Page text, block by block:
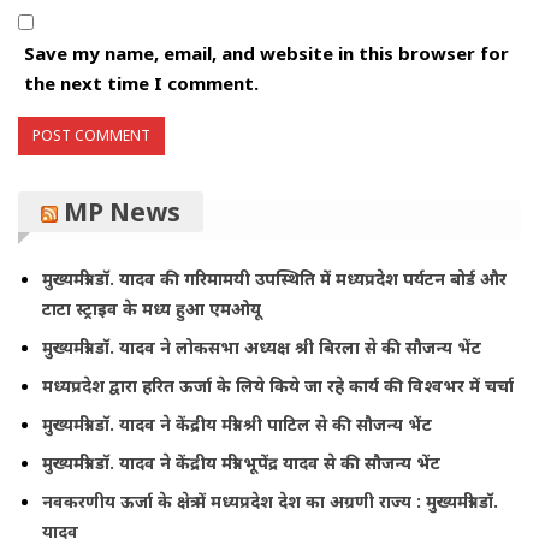
Save my name, email, and website in this browser for
the next time I comment.
MP News
मुख्यमंत्री डॉ. यादव की गरिमामयी उपस्थिति में मध्यप्रदेश पर्यटन बोर्ड और
टाटा स्ट्राइव के मध्य हुआ एमओयू
मुख्यमंत्री डॉ. यादव ने लोकसभा अध्यक्ष श्री बिरला से की सौजन्य भेंट
मध्यप्रदेश द्वारा हरित ऊर्जा के लिये किये जा रहे कार्य की विश्वभर में चर्चा
मुख्यमंत्री डॉ. यादव ने केंद्रीय मंत्री श्री पाटिल से की सौजन्य भेंट
मुख्यमंत्री डॉ. यादव ने केंद्रीय मंत्री भूपेंद्र यादव से की सौजन्य भेंट
नवकरणीय ऊर्जा के क्षेत्र में मध्यप्रदेश देश का अग्रणी राज्य : मुख्यमंत्री डॉ.
यादव